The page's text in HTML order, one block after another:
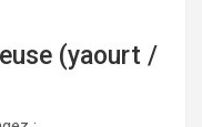
(yaourt /